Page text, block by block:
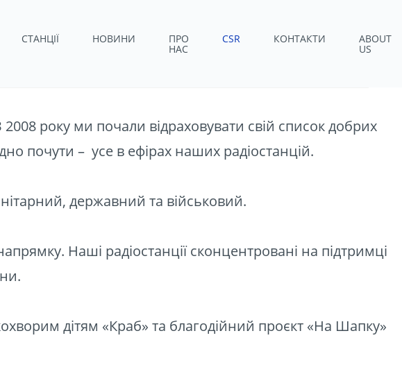
СТАНЦІЇ НОВИНИ ПРО
НАС
CSR КОНТАКТИ ABOUT
US
року ми почали відраховувати свій список добрих
почути – усе в ефірах наших радіостанцій.
державний та військовий.
Наші радіостанції сконцентровані на підтримці
дітям «Краб» та благодійний проєкт «На Шапку»